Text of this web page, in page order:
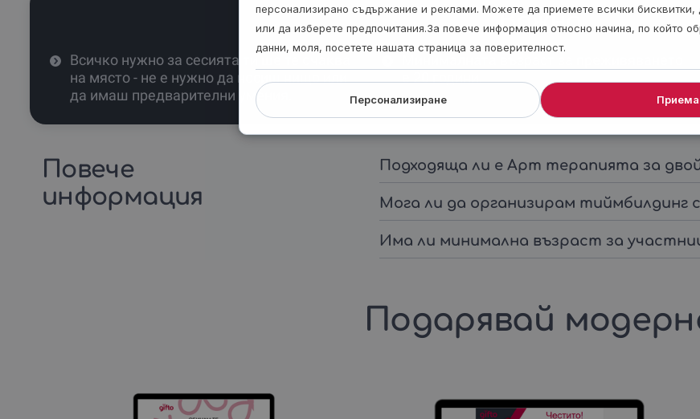
Важно
Всичко нужно за сесията ти ще те очаква
на място - не е нужно да носиш нищо или
да имаш предварителни умения.
Минималната възраст за преживяването
Повече
информация
Подходяща ли е Арт терапията за
Мога ли да организирам тиймбилдинг
Има ли минимална възраст за
Подарявай
персонализирано съдържание и реклами. Можете да приемете всички бисквитки,
или да изберете предпочитания.За повече информация относно начина, по който
данни, моля, посетете нашата страница за поверителност.
Персонализиране